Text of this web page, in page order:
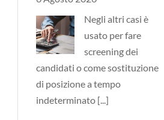
usato per fare
screening dei
candidati o come sostituzione
di posizione a tempo
indeterminato[...]